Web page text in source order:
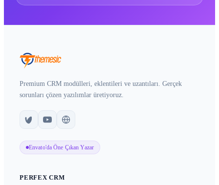
Premium CRM modülleri, eklentileri ve uzantıları. Gerçek
sorunları çözen yazılımlar üretiyoruz.
Envato'da Öne Çıkan Yazar
PERFEX CRM